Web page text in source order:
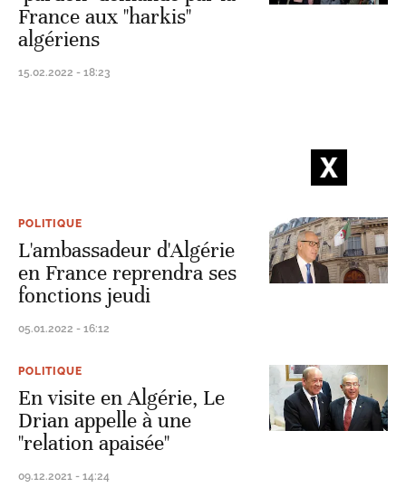
France aux "harkis"
algériens
15.02.2022 - 18:23
POLITIQUE
L'ambassadeur d'Algérie
en France reprendra ses
fonctions jeudi
05.01.2022 - 16:12
POLITIQUE
En visite en Algérie, Le
Drian appelle à une
"relation apaisée"
09.12.2021 - 14:24